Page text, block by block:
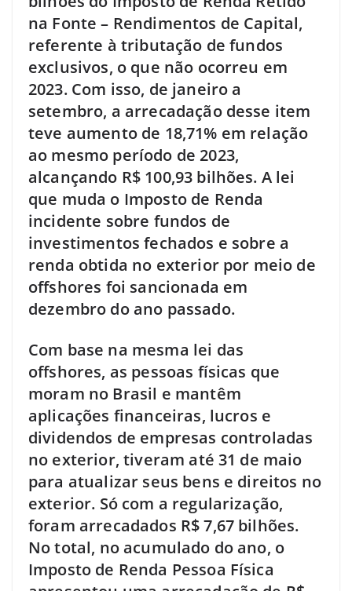
na Fonte – Rendimentos de Capital,
referente à tributação de fundos
exclusivos, o que não ocorreu em
2023. Com isso, de janeiro a
setembro, a arrecadação desse item
teve aumento de 18,71% em relação
ao mesmo período de 2023,
alcançando R$ 100,93 bilhões. A lei
que muda o Imposto de Renda
incidente sobre fundos de
investimentos fechados e sobre a
renda obtida no exterior por meio de
offshores foi sancionada em
dezembro do ano passado.
Com base na mesma lei das
offshores, as pessoas físicas que
moram no Brasil e mantêm
aplicações financeiras, lucros e
dividendos de empresas controladas
no exterior, tiveram até 31 de maio
para atualizar seus bens e direitos no
exterior. Só com a regularização,
foram arrecadados R$ 7,67 bilhões.
No total, no acumulado do ano, o
Imposto de Renda Pessoa Física